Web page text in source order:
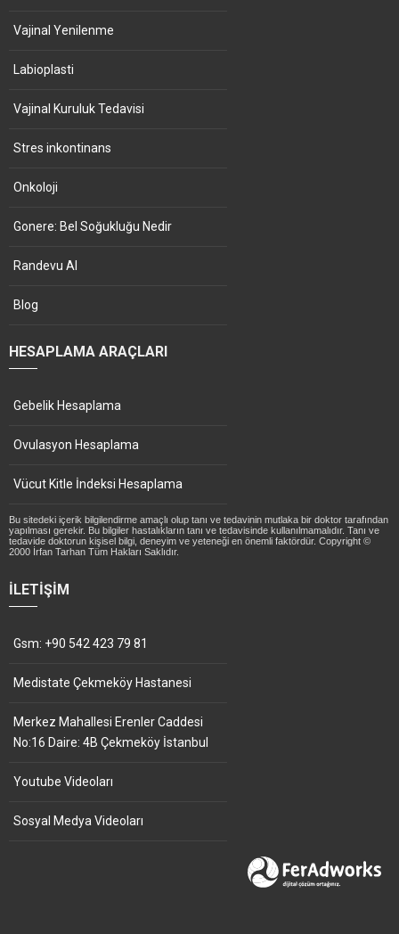
Vajinal Yenilenme
Labioplasti
Vajinal Kuruluk Tedavisi
Stres inkontinans
Onkoloji
Gonere: Bel Soğukluğu Nedir
Randevu Al
Blog
HESAPLAMA ARAÇLARI
Gebelik Hesaplama
Ovulasyon Hesaplama
Vücut Kitle İndeksi Hesaplama
Bu sitedeki içerik bilgilendirme amaçlı olup tanı ve tedavinin mutlaka bir doktor tarafından
yapılması gerekir. Bu bilgiler hastalıkların tanı ve tedavisinde kullanılmamalıdır. Tanı ve
tedavide doktorun kişisel bilgi, deneyim ve yeteneği en önemli faktördür. Copyright ©
2000 İrfan Tarhan Tüm Hakları Saklıdır.
İLETIŞIM
Gsm: +90 542 423 79 81
Medistate Çekmeköy Hastanesi
Merkez Mahallesi Erenler Caddesi
No:16 Daire: 4B Çekmeköy İstanbul
Youtube Videoları
Sosyal Medya Videoları